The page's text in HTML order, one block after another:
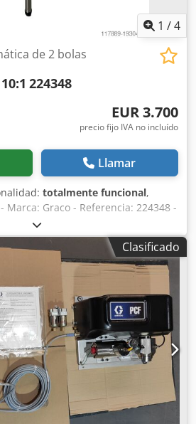
1 /4
de 2 bolas
224348
EUR 3.700
precio fijo IVA no incluído
Llamar
totalmente funcional,
- Marca: Graco - Referencia: 224348 -
- Industria en general -
Solución en disolvente, Sólidos
Acero inoxidable - Caudal
60 ciclos - Presión de trabajo
máxima de entrada de aire:
de presión 10:1 - Bomba de pistón
máxima de funcionamiento 82
de 1 año (Excepto
que no sean Graco) -
disponibles - IVA 21% NO
Pueden solicitar la compra sin IVA
en el VIES o con TAX ID. -
a cargo del comprador en
DAP) Credjwqfgdepfx Ab
Clasificado